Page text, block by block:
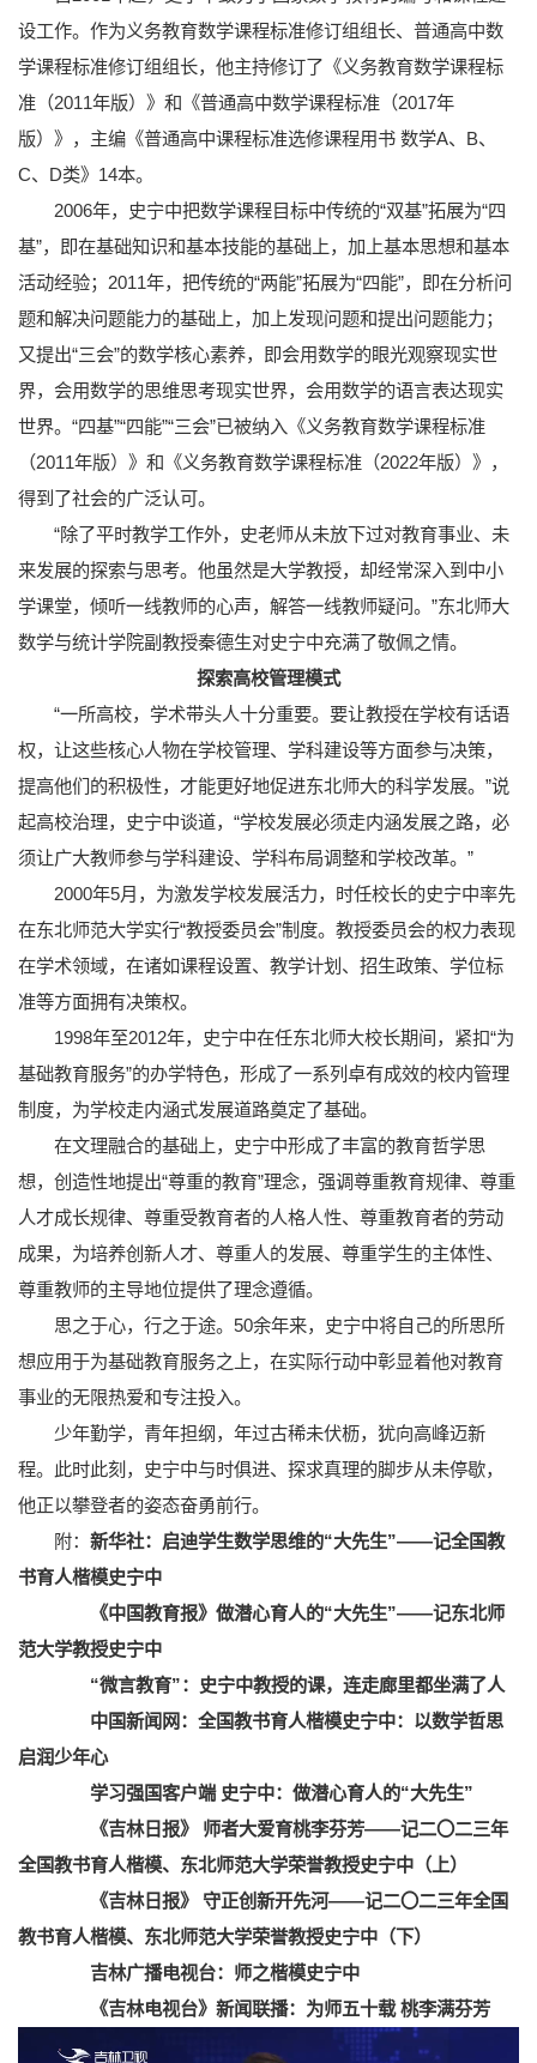
设工作。作为义务教育数学课程标准修订组组长、普通高中数
学课程标准修订组组长，他主持修订了《义务教育数学课程标
准（2011年版）》和《普通高中数学课程标准（2017年
版）》，主编《普通高中课程标准选修课程用书 数学A、B、
C、D类》14本。
2006年，史宁中把数学课程目标中传统的“双基”拓展为“四
基”，即在基础知识和基本技能的基础上，加上基本思想和基本
活动经验；2011年，把传统的“两能”拓展为“四能”，即在分析问
题和解决问题能力的基础上，加上发现问题和提出问题能力；
又提出“三会”的数学核心素养，即会用数学的眼光观察现实世
界，会用数学的思维思考现实世界，会用数学的语言表达现实
世界。“四基”“四能”“三会”已被纳入《义务教育数学课程标准
（2011年版）》和《义务教育数学课程标准（2022年版）》，
得到了社会的广泛认可。
“除了平时教学工作外，史老师从未放下过对教育事业、未
来发展的探索与思考。他虽然是大学教授，却经常深入到中小
学课堂，倾听一线教师的心声，解答一线教师疑问。”东北师大
数学与统计学院副教授秦德生对史宁中充满了敬佩之情。
探索高校管理模式
“一所高校，学术带头人十分重要。要让教授在学校有话语
权，让这些核心人物在学校管理、学科建设等方面参与决策，
提高他们的积极性，才能更好地促进东北师大的科学发展。”说
起高校治理，史宁中谈道，“学校发展必须走内涵发展之路，必
须让广大教师参与学科建设、学科布局调整和学校改革。”
2000年5月，为激发学校发展活力，时任校长的史宁中率先
在东北师范大学实行“教授委员会”制度。教授委员会的权力表现
在学术领域，在诸如课程设置、教学计划、招生政策、学位标
准等方面拥有决策权。
1998年至2012年，史宁中在任东北师大校长期间，紧扣“为
基础教育服务”的办学特色，形成了一系列卓有成效的校内管理
制度，为学校走内涵式发展道路奠定了基础。
在文理融合的基础上，史宁中形成了丰富的教育哲学思
想，创造性地提出“尊重的教育”理念，强调尊重教育规律、尊重
人才成长规律、尊重受教育者的人格人性、尊重教育者的劳动
成果，为培养创新人才、尊重人的发展、尊重学生的主体性、
尊重教师的主导地位提供了理念遵循。
思之于心，行之于途。50余年来，史宁中将自己的所思所
想应用于为基础教育服务之上，在实际行动中彰显着他对教育
事业的无限热爱和专注投入。
少年勤学，青年担纲，年过古稀未伏枥，犹向高峰迈新
程。此时此刻，史宁中与时俱进、探求真理的脚步从未停歇，
他正以攀登者的姿态奋勇前行。
附： 新华社：启迪学生数学思维的“大先生”——记全国教
书育人楷模史宁中
《中国教育报》做潜心育人的“大先生”——记东北师
范大学教授史宁中
“微言教育”：史宁中教授的课，连走廊里都坐满了人
中国新闻网：全国教书育人楷模史宁中：以数学哲思
启润少年心
学习强国客户端 史宁中：做潜心育人的“大先生”
《吉林日报》 师者大爱育桃李芬芳——记二〇二三年
全国教书育人楷模、东北师范大学荣誉教授史宁中（上）
《吉林日报》 守正创新开先河——记二〇二三年全国
教书育人楷模、东北师范大学荣誉教授史宁中（下）
吉林广播电视台：师之楷模史宁中
《吉林电视台》新闻联播：为师五十载 桃李满芬芳